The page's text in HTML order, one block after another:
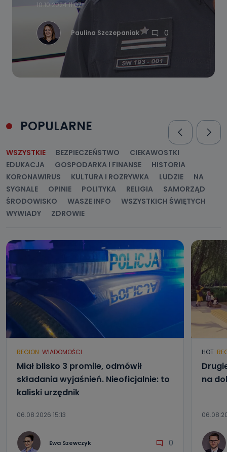
10.10.2024 11:07
Paulina Szczepaniak 0
POPULARNE
WSZYSTKIE BEZPIECZEŃSTWO
CIEKAWOSTKI
EDUKACJA
GOSPODARKA I FINANSE
HISTORIA
KORONAWIRUS
KULTURA I ROZRYWKA LUDZIE
NA
SYGNALE
OPINIE POLITYKA RELIGIA
SAMORZĄD
ŚRODOWISKO
WASZE INFO
WSZYSTKICH ŚWIĘTYCH
WYWIADY
ZDROWIE
REGION WIADOMOŚCI
Miał blisko 3 promile, odmówił
składania wyjaśnień. Nieoficjalnie: to
kaliski urzędnik
06.08.2026 15:13
Ewa Szewczyk 0
HOT
na